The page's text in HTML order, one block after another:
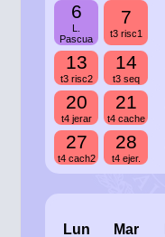
6
Pascua
7
t3 risc1
13
t3 risc2
14
t3 seq
20
t4 jerar
21
t4 cache
27
t4 cach2
28
t4 ejer.
Lun
Mar